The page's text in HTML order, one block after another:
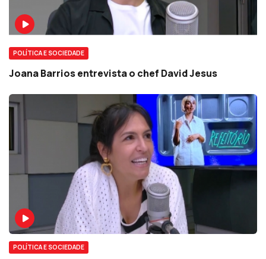
POLÍTICA E SOCIEDADE
Joana Barrios entrevista o chef David Jesus
POLÍTICA E SOCIEDADE